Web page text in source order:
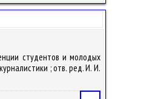
студентов и молодых
; отв. ред. И. И.